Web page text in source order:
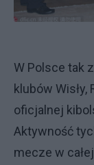
W Polsce tak
klubów
oficjalnej
Aktywność
mecze w